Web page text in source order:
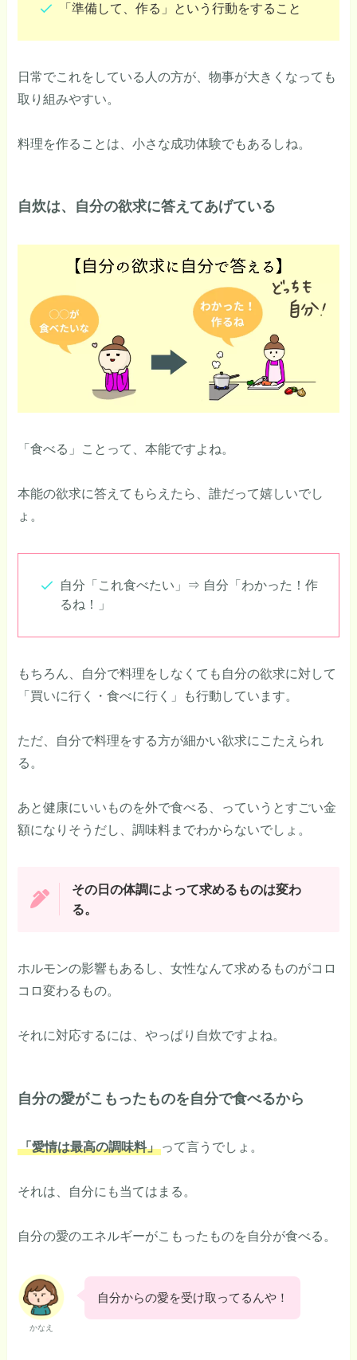
「準備して、作る」という行動をすること
日常でこれをしている人の方が、物事が大きくなっても
取り組みやすい。
料理を作ることは、小さな成功体験でもあるしね。
自炊は、自分の欲求に答えてあげている
「食べる」ことって、本能ですよね。
本能の欲求に答えてもらえたら、誰だって嬉しいでし
ょ。
自分「これ食べたい」⇒ 自分「わかった！作
るね！」
もちろん、自分で料理をしなくても自分の欲求に対して
「買いに行く・食べに行く」も行動しています。
ただ、自分で料理をする方が細かい欲求にこたえられ
る。
あと健康にいいものを外で食べる、っていうとすごい金
額になりそうだし、調味料までわからないでしょ。
その日の体調によって求めるものは変わ
る。
ホルモンの影響もあるし、女性なんて求めるものがコロ
コロ変わるもの。
それに対応するには、やっぱり自炊ですよね。
自分の愛がこもったものを自分で食べるから
「愛情は最高の調味料」 って言うでしょ。
それは、自分にも当てはまる。
自分の愛のエネルギーがこもったものを自分が食べる。
かなえ
自分からの愛を受け取ってるんや！